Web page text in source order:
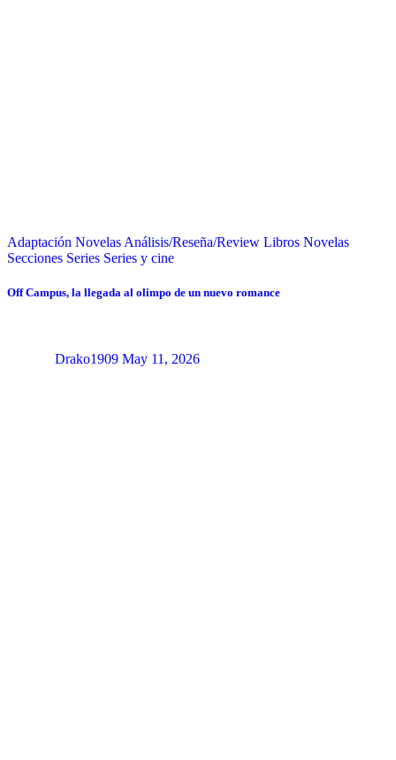
Adaptación Novelas Análisis/Reseña/Review Libros Novelas
Secciones Series Series y cine
Off Campus, la llegada al olimpo de un nuevo romance
Drako1909 May 11, 2026